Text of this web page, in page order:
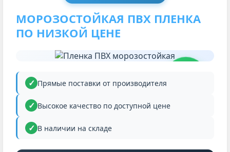
МОРОЗОСТОЙКАЯ ПВХ ПЛЕНКА
ПО НИЗКОЙ ЦЕНЕ
Прямые поставки от производителя
Высокое качество по доступной цене
В наличии на складе